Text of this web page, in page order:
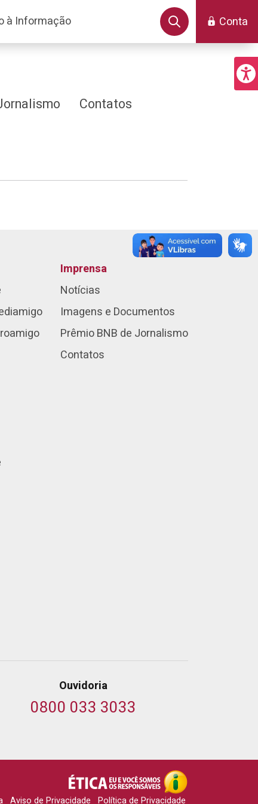
Conta
à Informação
Contatos
Imprensa
Notícias
Imagens e Documentos
Prêmio BNB de Jornalismo
Contatos
Ouvidoria
0800 033 3033
Aviso de Privacidade Política de Privacidade